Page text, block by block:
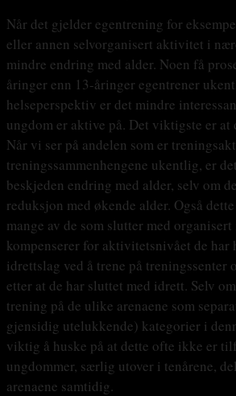
Når det gjelder egentrening for
eller annen selvorganisert aktivitet i
mindre endring med alder. Noen få
åringer enn 13-åringer egentrener
helseperspektiv er det mindre
ungdom er aktive på. Det viktigste er
Når vi ser på andelen som er
treningssammenhengene ukentlig, er
beskjeden endring med alder, selv om
reduksjon med økende alder. Også
mange av de som slutter med
kompenserer for aktivitetsnivået de har
idrettslag ved å trene på treningssenter
etter at de har sluttet med idrett. Selv
trening på de ulike arenaene som
gjensidig utelukkende) kategorier i
viktig å huske på at dette ofte ikke er
ungdommer, særlig utover i tenårene,
arenaene samtidig.